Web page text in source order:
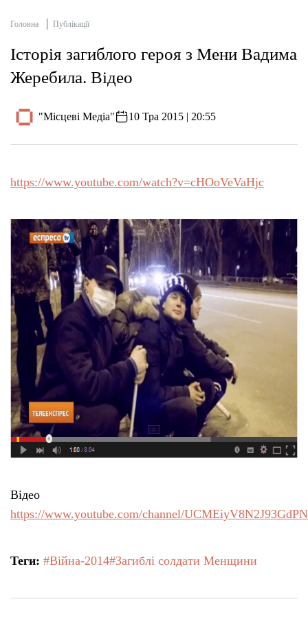
Головна Публікації
Історія загиблого героя з Мени Вадима
Жеребила. Відео
"Місцеві Медіа" 10 Тра 2015 | 20:55
https://www.youtube.com/watch?v=cHOoVeVaHjc
Відео
https://www.youtube.com/channel/
Теги: #Війна-2014#Загиблі солдати Менщини